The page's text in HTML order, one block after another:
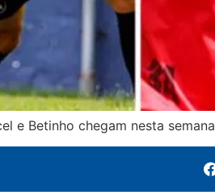
e Betinho chegam nesta semana